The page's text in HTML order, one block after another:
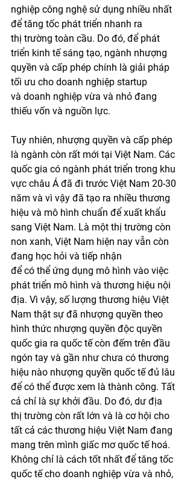
nghiệp công nghệ sử dụng nhiều nhất
để tăng tốc phát triển nhanh ra
thị trường toàn cầu. Do đó, để phát
triển kinh tế sáng tạo, ngành nhượng
quyền và cấp phép chính là giải pháp
tối ưu cho doanh nghiệp startup
và doanh nghiệp vừa và nhỏ đang
thiếu vốn và nguồn lực.
Tuy nhiên, nhượng quyền và cấp phép
là ngành còn rất mới tại Việt Nam. Các
quốc gia có ngành phát triển trong khu
vực châu Á đã đi trước Việt Nam 20-30
năm và vì vậy đã tạo ra nhiều thương
hiệu và mô hình chuẩn để xuất khẩu
sang Việt Nam. Là một thị trường còn
non xanh, Việt Nam hiện nay vẫn còn
đang học hỏi và tiếp nhận
để có thể ứng dụng mô hình vào việc
phát triển mô hình và thương hiệu nội
địa. Vì vậy, số lượng thương hiệu Việt
Nam thật sự đã nhượng quyền theo
hình thức nhượng quyền độc quyền
quốc gia ra quốc tế còn đếm trên đầu
ngón tay và gần như chưa có thương
hiệu nào nhượng quyền quốc tế đủ lâu
để có thể được xem là thành công. Tất
cả chỉ là sự khởi đầu. Do đó, dư địa
thị trường còn rất lớn và là cơ hội cho
tất cả các thương hiệu Việt Nam đang
mang trên mình giấc mơ quốc tế hoá.
Không chỉ là cách tốt nhất để tăng tốc
quốc tế cho doanh nghiệp vừa và nhỏ,